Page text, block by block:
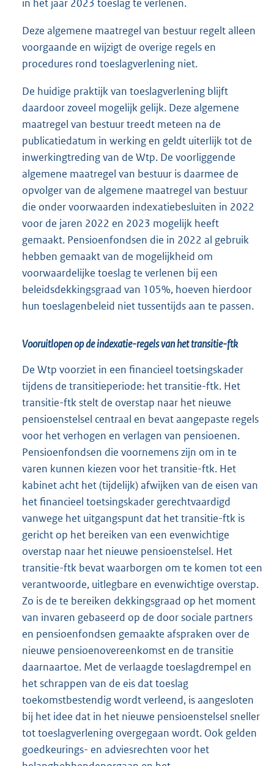
in het jaar 2023 toeslag te verlenen.
Deze algemene maatregel van bestuur regelt alleen
voorgaande en wijzigt de overige regels en
procedures rond toeslagverlening niet.
De huidige praktijk van toeslagverlening blijft
daardoor zoveel mogelijk gelijk. Deze algemene
maatregel van bestuur treedt meteen na de
publicatiedatum in werking en geldt uiterlijk tot de
inwerkingtreding van de Wtp. De voorliggende
algemene maatregel van bestuur is daarmee de
opvolger van de algemene maatregel van bestuur
die onder voorwaarden indexatiebesluiten in 2022
voor de jaren 2022 en 2023 mogelijk heeft
gemaakt. Pensioenfondsen die in 2022 al gebruik
hebben gemaakt van de mogelijkheid om
voorwaardelijke toeslag te verlenen bij een
beleidsdekkingsgraad van 105%, hoeven hierdoor
hun toeslagenbeleid niet tussentijds aan te passen.
Vooruitlopen op de indexatie-regels van het transitie-ftk
De Wtp voorziet in een financieel toetsingskader
tijdens de transitieperiode: het transitie-ftk. Het
transitie-ftk stelt de overstap naar het nieuwe
pensioenstelsel centraal en bevat aangepaste regels
voor het verhogen en verlagen van pensioenen.
Pensioenfondsen die voornemens zijn om in te
varen kunnen kiezen voor het transitie-ftk. Het
kabinet acht het (tijdelijk) afwijken van de eisen van
het financieel toetsingskader gerechtvaardigd
vanwege het uitgangspunt dat het transitie-ftk is
gericht op het bereiken van een evenwichtige
overstap naar het nieuwe pensioenstelsel. Het
transitie-ftk bevat waarborgen om te komen tot een
verantwoorde, uitlegbare en evenwichtige overstap.
Zo is de te bereiken dekkingsgraad op het moment
van invaren gebaseerd op de door sociale partners
en pensioenfondsen gemaakte afspraken over de
nieuwe pensioenovereenkomst en de transitie
daarnaartoe. Met de verlaagde toeslagdrempel en
het schrappen van de eis dat toeslag
toekomstbestendig wordt verleend, is aangesloten
bij het idee dat in het nieuwe pensioenstelsel sneller
tot toeslagverlening overgegaan wordt. Ook gelden
goedkeurings- en adviesrechten voor het